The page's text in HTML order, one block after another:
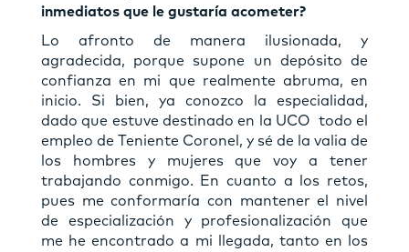
inmediatos que le gustaría acometer?
Lo afronto de manera ilusionada, y
agradecida, porque supone un depósito de
confianza en mi que realmente abruma, en
inicio. Si bien, ya conozco la especialidad,
dado que estuve destinado en la UCO todo el
empleo de Teniente Coronel, y sé de la valia de
los hombres y mujeres que voy a tener
trabajando conmigo. En cuanto a los retos,
pues me conformaría con mantener el nivel
de especialización y profesionalización que
me he encontrado a mi llegada, tanto en los